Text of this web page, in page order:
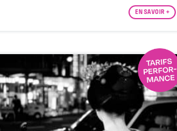
EN SAVOIR +